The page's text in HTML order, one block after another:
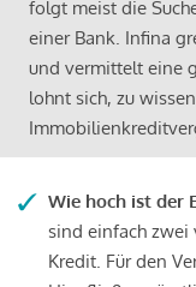
folgt meist die
einer Bank. Infina
und vermittelt eine
lohnt sich, zu
Wie hoch ist der
sind einfach zwei
Kredit. Für den